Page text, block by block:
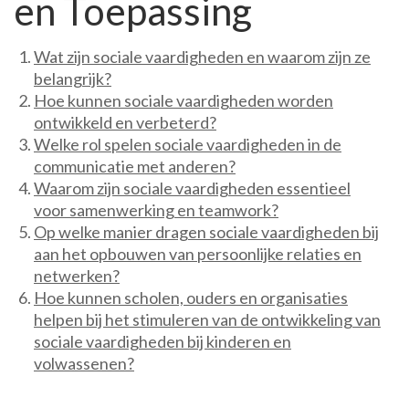
en Toepassing
Wat zijn sociale vaardigheden en waarom zijn ze
belangrijk?
Hoe kunnen sociale vaardigheden worden
ontwikkeld en verbeterd?
Welke rol spelen sociale vaardigheden in de
communicatie met anderen?
Waarom zijn sociale vaardigheden essentieel
voor samenwerking en teamwork?
Op welke manier dragen sociale vaardigheden bij
aan het opbouwen van persoonlijke relaties en
netwerken?
Hoe kunnen scholen, ouders en organisaties
helpen bij het stimuleren van de ontwikkeling van
sociale vaardigheden bij kinderen en
volwassenen?